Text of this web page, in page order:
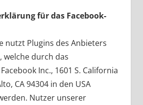
für das Facebook-
nutzt Plugins des Anbieters
welche durch das
Inc., 1601 S. California
CA 94304 in den USA
Nutzer unserer